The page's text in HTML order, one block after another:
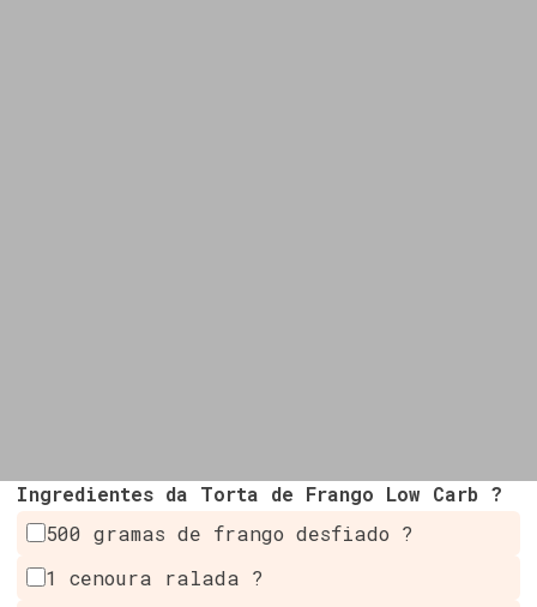
Ingredientes da Torta de Frango Low Carb ?
500 gramas de frango desfiado ?
1 cenoura ralada ?